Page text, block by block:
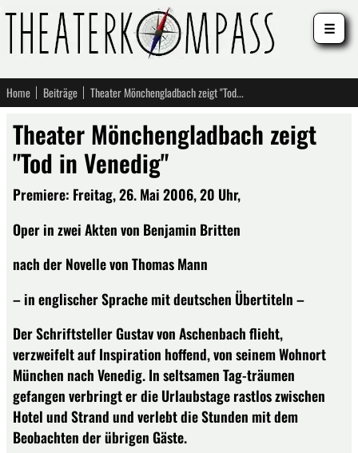
Home Beiträge Theater Mönchengladbach zeigt "Tod in Venedig"
Theater Mönchengladbach zeigt
"Tod in Venedig"
Premiere: Freitag, 26. Mai 2006, 20 Uhr,
Oper in zwei Akten von Benjamin Britten
nach der Novelle von Thomas Mann
– in englischer Sprache mit deutschen Übertiteln –
Der Schriftsteller Gustav von Aschenbach flieht,
verzweifelt auf Inspiration hoffend, von seinem Wohnort
München nach Venedig. In seltsamen Tag-träumen
gefangen verbringt er die Urlaubstage rastlos zwischen
Hotel und Strand und verlebt die Stunden mit dem
Beobachten der übrigen Gäste.
☰